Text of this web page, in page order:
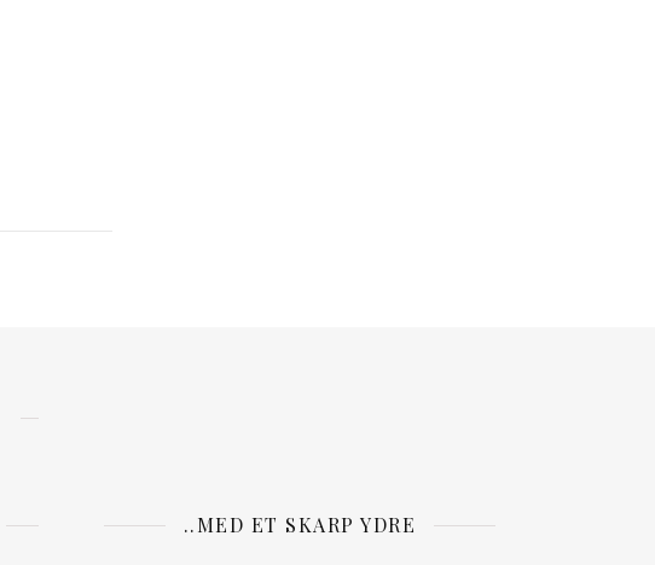
..MED ET SKARP YDRE